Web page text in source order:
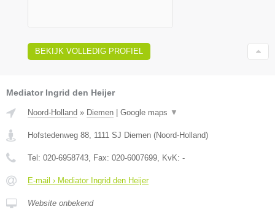
BEKIJK VOLLEDIG PROFIEL
Mediator Ingrid den Heijer
Noord-Holland » Diemen Google maps ▼
Hofstedenweg 88, 1111 SJ Diemen (Noord-Holland)
Tel: 020-6958743, Fax: 020-6007699, KvK: -
E-mail › Mediator Ingrid den Heijer
Website onbekend